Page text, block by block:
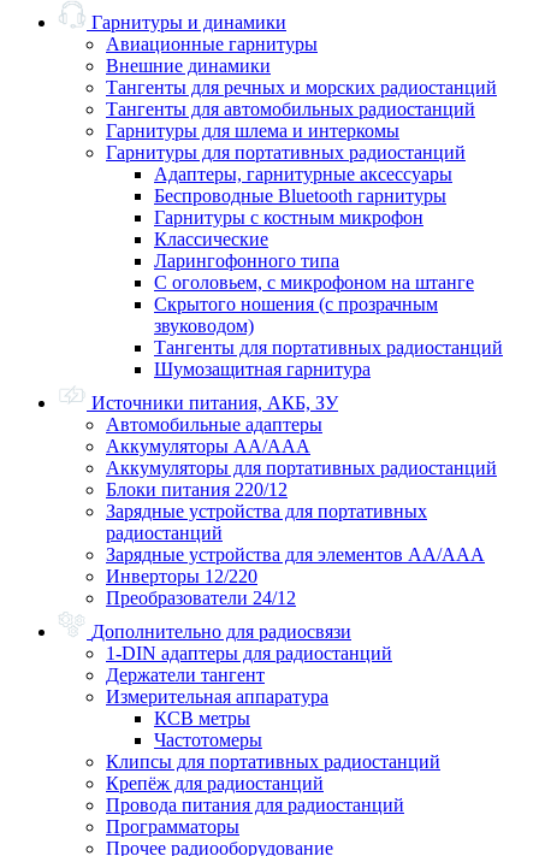
Гарнитуры и динамики
Авиационные гарнитуры
Внешние динамики
Тангенты для речных и морских радиостанций
Тангенты для автомобильных радиостанций
Гарнитуры для шлема и интеркомы
Гарнитуры для портативных радиостанций
Адаптеры, гарнитурные аксессуары
Беспроводные Bluetooth гарнитуры
Гарнитуры с костным микрофон
Классические
Ларингофонного типа
С оголовьем, с микрофоном на штанге
Скрытого ношения (с прозрачным
звуководом)
Тангенты для портативных радиостанций
Шумозащитная гарнитура
Источники питания, АКБ, ЗУ
Автомобильные адаптеры
Аккумуляторы АА/ААА
Аккумуляторы для портативных радиостанций
Блоки питания 220/12
Зарядные устройства для портативных
радиостанций
Зарядные устройства для элементов АА/ААА
Инверторы 12/220
Преобразователи 24/12
Дополнительно для радиосвязи
1-DIN адаптеры для радиостанций
Держатели тангент
Измерительная аппаратура
КСВ метры
Частотомеры
Клипсы для портативных радиостанций
Крепёж для радиостанций
Провода питания для радиостанций
Программаторы
Прочее радиооборудование